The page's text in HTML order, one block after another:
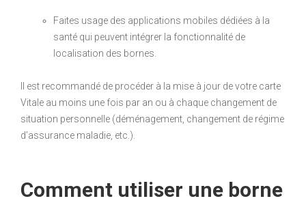
Faites usage des applications mobiles dédiées à la
santé qui peuvent intégrer la fonctionnalité de
localisation des bornes.
Il est recommandé de procéder à la mise à jour de votre carte
Vitale au moins une fois par an ou à chaque changement de
situation personnelle (déménagement, changement de régime
d’assurance maladie, etc.).
Comment utiliser une borne